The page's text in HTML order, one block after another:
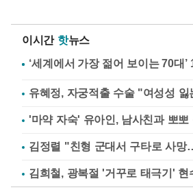
이시간 핫뉴스
유혜정, 자궁적출 수술 "여성성
'마약 자숙' 유아인, 남사친과 뽀뽀
김정렬 "친형 군대서 구타로 사
김희철, 광복절 '거꾸로 태극기'